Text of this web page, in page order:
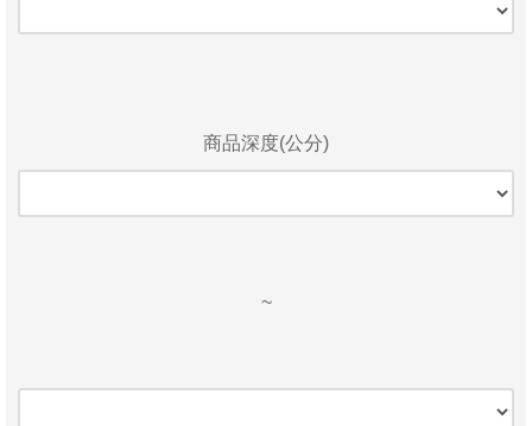
商品深度(公分)
~